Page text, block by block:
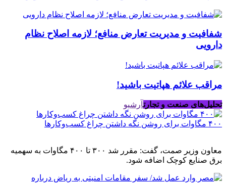
شفافیت و مدیریت تعارض منافع؛ لازمه اصلاح نظام
دارویی
مراقب علائم هپاتیت باشید!
تحلیل‌های صنعت و تجارتآرشیو
۴۰۰ مگاوات برای روشن نگه داشتن چراغ کسب‌وکار‌ها
معاون وزیر صمت، گفت: مقرر شد ۳۰۰ تا ۴۰۰ مگاوات به سهمیه
برق صنایع کوچک اضافه شود.